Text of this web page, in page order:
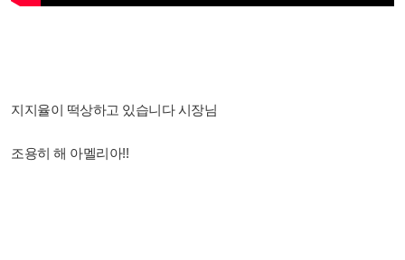
지지율이 떡상하고 있습니다 시장님
조용히 해 아멜리아!!